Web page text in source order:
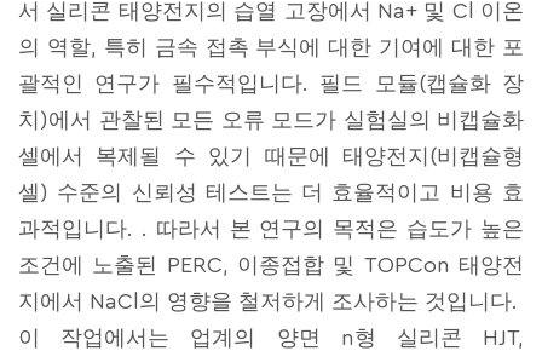
서 실리콘 태양전지의 습열 고장에서 Na+ 및 Cl 이온
의 역할, 특히 금속 접촉 부식에 대한 기여에 대한 포
괄적인 연구가 필수적입니다. 필드 모듈(캡슐화 장
치)에서 관찰된 모든 오류 모드가 실험실의 비캡슐화
셀에서 복제될 수 있기 때문에 태양전지(비캡슐형
셀) 수준의 신뢰성 테스트는 더 효율적이고 비용 효
과적입니다. . 따라서 본 연구의 목적은 습도가 높은
조건에 노출된 PERC, 이종접합 및 TOPCon 태양전
지에서 NaCl의 영향을 철저하게 조사하는 것입니다.
이 작업에서는 업계의 양면 n형 실리콘 HJT,